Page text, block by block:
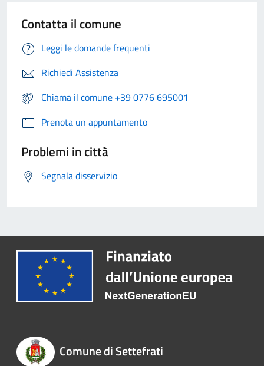
Contatta il comune
Leggi le domande frequenti
Richiedi Assistenza
Chiama il comune +39 0776 695001
Prenota un appuntamento
Problemi in città
Segnala disservizio
Comune di Settefrati